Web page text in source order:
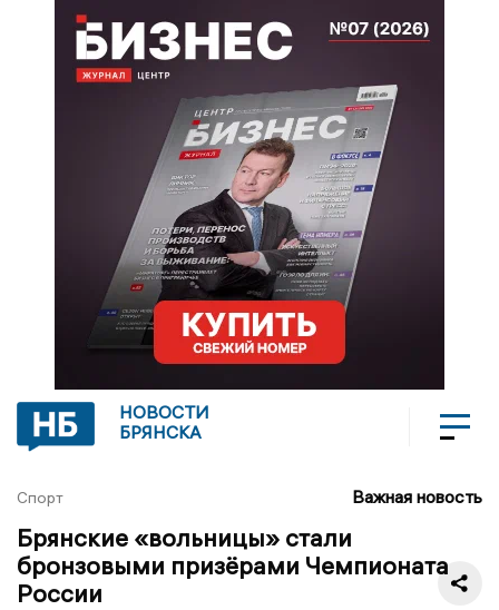
НОВОСТИ
БРЯНСКА
Спорт Важная новость
Брянские «вольницы» стали
бронзовыми призёрами Чемпионата
России